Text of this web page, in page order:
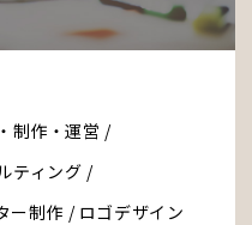
制作・運営 /
ティング /
ー制作 / ロゴデザイン